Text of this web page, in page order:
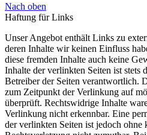
Nach oben
Haftung für Links
Unser Angebot enthält Links zu
deren Inhalte wir keinen Einfluss
diese fremden Inhalte auch keine
Inhalte der verlinkten Seiten ist stets
Betreiber der Seiten verantwortlich.
zum Zeitpunkt der Verlinkung auf
überprüft. Rechtswidrige Inhalte
Verlinkung nicht erkennbar. Eine
der verlinkten Seiten ist jedoch ohne